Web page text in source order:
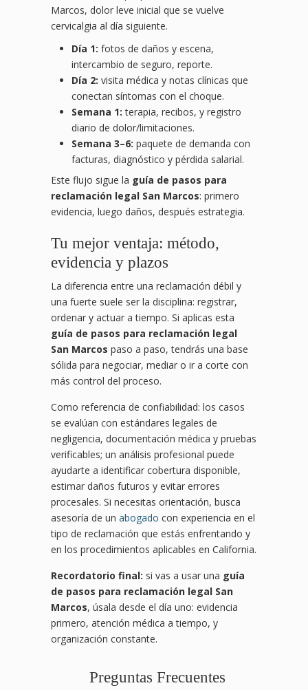
Marcos, dolor leve inicial que se vuelve
cervicalgia al día siguiente.
Día 1: fotos de daños y escena,
intercambio de seguro, reporte.
Día 2: visita médica y notas clínicas que
conectan síntomas con el choque.
Semana 1: terapia, recibos, y registro
diario de dolor/limitaciones.
Semana 3–6: paquete de demanda con
facturas, diagnóstico y pérdida salarial.
Este flujo sigue la guía de pasos para
reclamación legal San Marcos: primero
evidencia, luego daños, después estrategia.
Tu mejor ventaja: método,
evidencia y plazos
La diferencia entre una reclamación débil y
una fuerte suele ser la disciplina: registrar,
ordenar y actuar a tiempo. Si aplicas esta
guía de pasos para reclamación legal
San Marcos paso a paso, tendrás una base
sólida para negociar, mediar o ir a corte con
más control del proceso.
Como referencia de confiabilidad: los casos
se evalúan con estándares legales de
negligencia, documentación médica y pruebas
verificables; un análisis profesional puede
ayudarte a identificar cobertura disponible,
estimar daños futuros y evitar errores
procesales. Si necesitas orientación, busca
asesoría de un abogado con experiencia en el
tipo de reclamación que estás enfrentando y
en los procedimientos aplicables en California.
Recordatorio final: si vas a usar una guía
de pasos para reclamación legal San
Marcos, úsala desde el día uno: evidencia
primero, atención médica a tiempo, y
organización constante.
Preguntas Frecuentes